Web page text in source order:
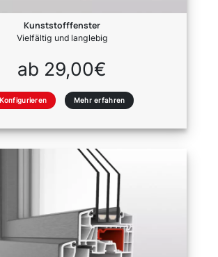
Kunststofffenster
Vielfältig und langlebig
ab 29,00€
Konfigurieren Mehr erfahren